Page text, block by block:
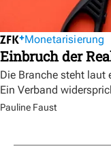
Monetarisierung
Einbruch der
Die Branche steht laut
Ein Verband
Pauline Faust